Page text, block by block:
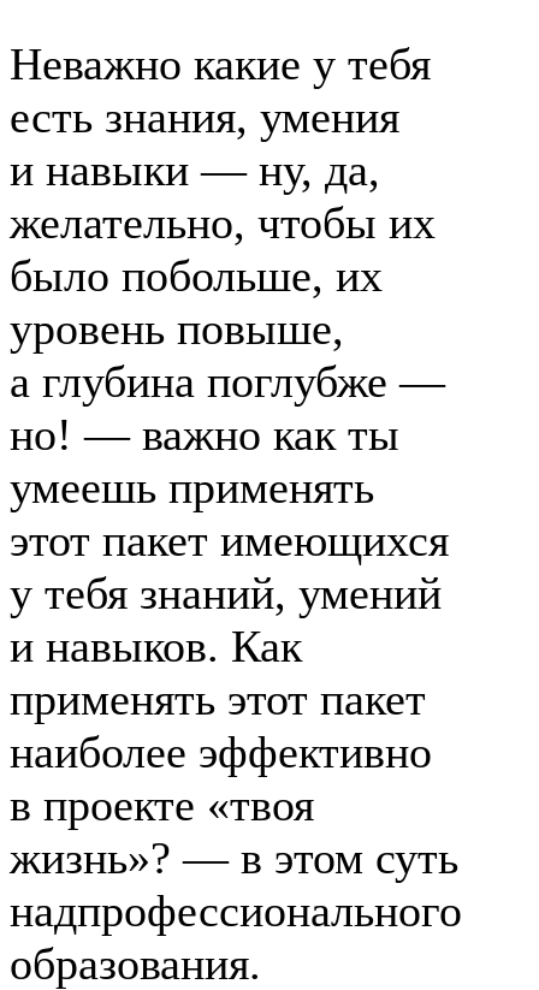
Неважно какие у тебя
есть знания, умения
и навыки — ну, да,
желательно, чтобы их
было побольше, их
уровень повыше,
а глубина поглубже —
но! — важно как ты
умеешь применять
этот пакет имеющихся
у тебя знаний, умений
и навыков. Как
применять этот пакет
наиболее эффективно
в проекте «твоя
жизнь»? — в этом суть
надпрофессионального
образования.